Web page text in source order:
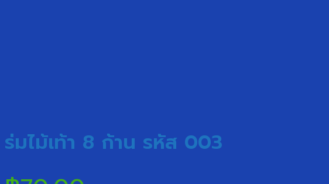
ร่มไม้เท้า 8 ก้าน รหัส 003